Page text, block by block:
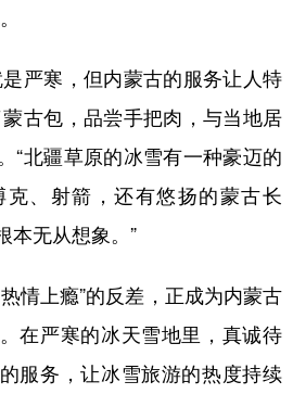
时尚 悦读
路 亚太网 上市公司
河北 山西
严寒，但内蒙古的服务让人特
古包，品尝手把肉，与当地居
“北疆草原的冰雪有一种豪迈的
、射箭，还有悠扬的蒙古长
本无从想象。”
上瘾”的反差，正成为内蒙古
在严寒的冰天雪地里，真诚待
服务，让冰雪旅游的热度持续